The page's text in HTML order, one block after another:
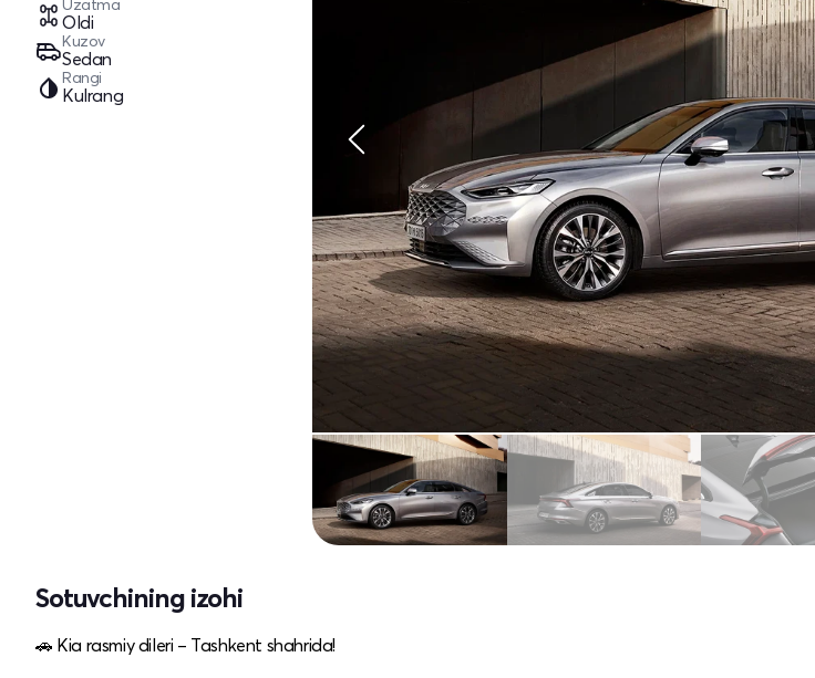
Uzatma
Oldi
Kuzov
Sedan
Rangi
Kulrang
Sotuvchining izohi
🚗 Kia rasmiy dileri – Tashkent shahrida!